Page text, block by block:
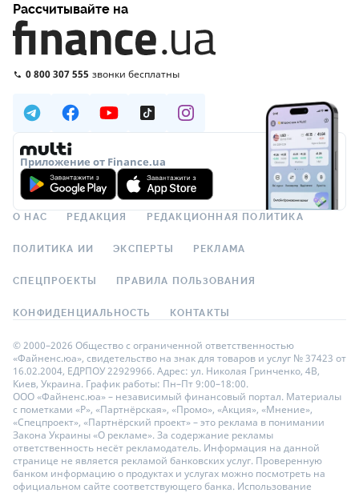
Рассчитывайте на
0 800 307 555 звонки бесплатны
Приложение от Finance.ua
О НАС РЕДАКЦИЯ РЕДАКЦИОННАЯ ПОЛИТИКА
ПОЛИТИКА ИИ ЭКСПЕРТЫ РЕКЛАМА
СПЕЦПРОЕКТЫ ПРАВИЛА ПОЛЬЗОВАНИЯ
КОНФИДЕНЦИАЛЬНОСТЬ КОНТАКТЫ
© 2000–2026 Общество с ограниченной ответственностью
«Файненс.юа», свидетельство на знак для товаров и услуг № 37423 от
16.02.2004, ЕДРПОУ 22929966. Адрес: ул. Николая Гринченко, 4В,
Киев, Украина. График работы: Пн–Пт 9:00–18:00.
ООО «Файненс.юа» – независимый финансовый портал. Материалы
с пометками «Р», «Партнёрская», «Промо», «Акция», «Мнение»,
«Спецпроект», «Партнёрский проект» – это реклама в понимании
Закона Украины «О рекламе». За содержание рекламы
ответственность несёт рекламодатель. Информация на данной
странице не является рекламой банковских услуг. Проверенную
банком информацию о продуктах и услугах можно посмотреть на
официальном сайте соответствующего банка. Использование